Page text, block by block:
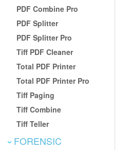
PDF Combine Pro
PDF Splitter
PDF Splitter Pro
Tiff PDF Cleaner
Total PDF Printer
Total PDF Printer Pro
Tiff Paging
Tiff Combine
Tiff Teller
FORENSIC